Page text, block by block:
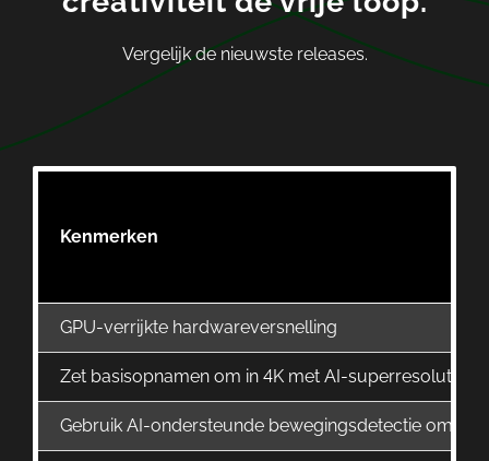
Vergelijk de nieuwste releases.
Kenmerken
GPU-verrijkte hardwareversnelling
Zet basisopnamen om in 4K met AI-superresolutie
Gebruik AI-ondersteunde bewegingsdetectie om